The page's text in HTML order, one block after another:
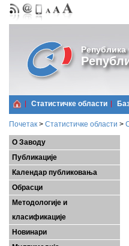
Република
Статистичке области
Почетак > Статистичке области >
О Заводу
Публикације
Календар публиковања
Обрасци
Методологије и
класификације
Новинари